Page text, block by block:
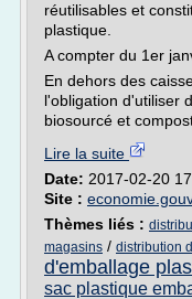
réutilisables et
plastique.
A compter du 1er
En dehors des
l'obligation d'utiliser
biosourcé et
Lire la suite
Date: 2017-02-20
Site :
Thèmes liés :
magasins / distribution
d'emballage
sac plastique